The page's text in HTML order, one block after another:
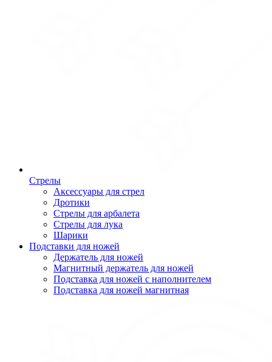
Стрелы
Аксессуары для стрел
Дротики
Стрелы для арбалета
Стрелы для лука
Шарики
Подставки для ножей
Держатель для ножей
Магнитный держатель для ножей
Подставка для ножей с наполнителем
Подставка для ножей магнитная